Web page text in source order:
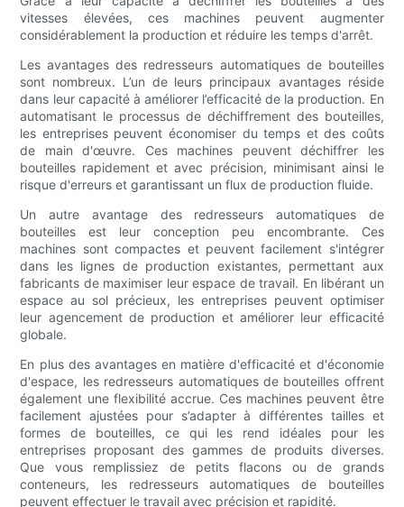
vitesses élevées, ces machines peuvent augmenter
considérablement la production et réduire les temps d'arrêt.
Les avantages des redresseurs automatiques de bouteilles
sont nombreux. L’un de leurs principaux avantages réside
dans leur capacité à améliorer l’efficacité de la production. En
automatisant le processus de déchiffrement des bouteilles,
les entreprises peuvent économiser du temps et des coûts
de main d'œuvre. Ces machines peuvent déchiffrer les
bouteilles rapidement et avec précision, minimisant ainsi le
risque d'erreurs et garantissant un flux de production fluide.
Un autre avantage des redresseurs automatiques de
bouteilles est leur conception peu encombrante. Ces
machines sont compactes et peuvent facilement s'intégrer
dans les lignes de production existantes, permettant aux
fabricants de maximiser leur espace de travail. En libérant un
espace au sol précieux, les entreprises peuvent optimiser
leur agencement de production et améliorer leur efficacité
globale.
En plus des avantages en matière d'efficacité et d'économie
d'espace, les redresseurs automatiques de bouteilles offrent
également une flexibilité accrue. Ces machines peuvent être
facilement ajustées pour s’adapter à différentes tailles et
formes de bouteilles, ce qui les rend idéales pour les
entreprises proposant des gammes de produits diverses.
Que vous remplissiez de petits flacons ou de grands
conteneurs, les redresseurs automatiques de bouteilles
peuvent effectuer le travail avec précision et rapidité.